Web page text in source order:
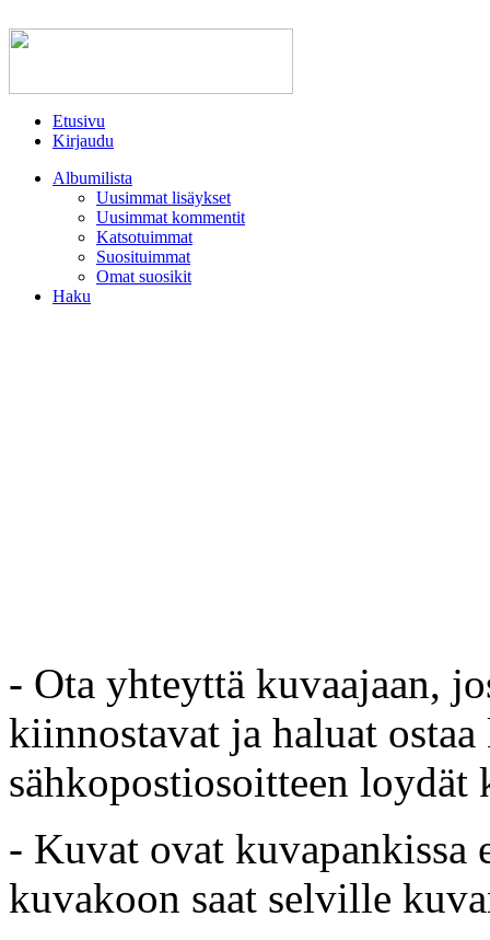
Etusivu
Kirjaudu
Albumilista
Uusimmat lisäykset
Uusimmat kommentit
Katsotuimmat
Suosituimmat
Omat suosikit
Haku
- Ota yhteyttä kuvaajaan,
kiinnostavat ja haluat
sähkopostiosoitteen loydät
- Kuvat ovat kuvapankissa
kuvakoon saat selville